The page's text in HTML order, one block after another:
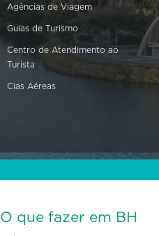
Agências de Viagem
Guias de Turismo
Centro de Atendimento ao
Turista
Cias Aéreas
O que fazer em BH